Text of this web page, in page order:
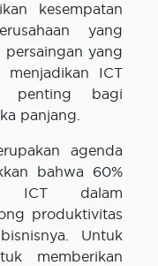
kesempatan
yang
persaingan yang
ICT
penting bagi
panjang.
agenda
bahwa 60%
ICT dalam
produktivitas
Untuk
memberikan